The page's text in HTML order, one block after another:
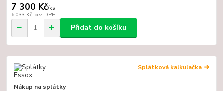
7 300 Kč/ks
6 033 Kč bez DPH
Přidat do košíku
Splátková kalkulačka
Nákup na splátky